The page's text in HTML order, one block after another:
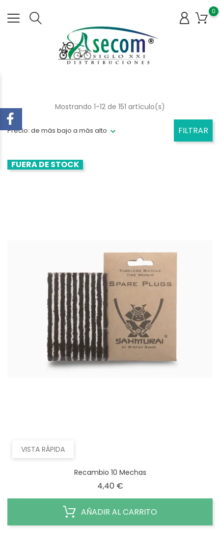
0
Precio: de más bajo a más alto FILTRAR
Mostrando 1-12 de 151 artículo(s)
VISTA RÁPIDA
FUERA DE STOCK
Recambio 10 Mechas
4,40 €Precio
AÑADIR AL CARRITO